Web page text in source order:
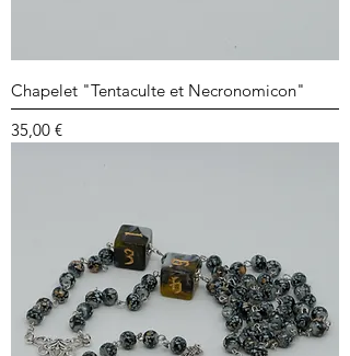
Chapelet "Tentaculte et Necronomicon"
Prix
35,00 €